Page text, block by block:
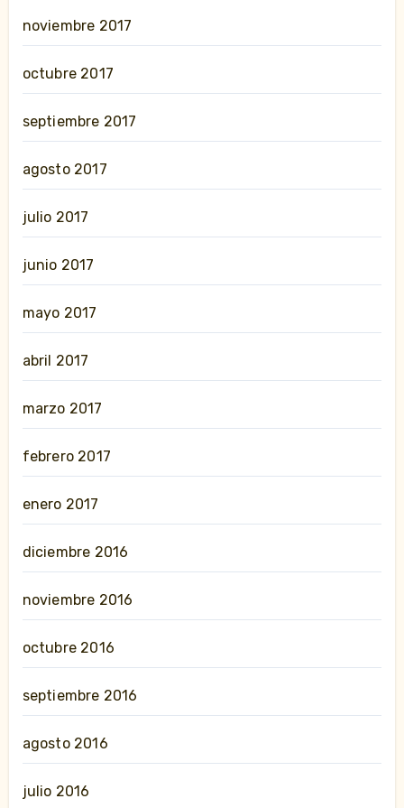
noviembre 2017
octubre 2017
septiembre 2017
agosto 2017
julio 2017
junio 2017
mayo 2017
abril 2017
marzo 2017
febrero 2017
enero 2017
diciembre 2016
noviembre 2016
octubre 2016
septiembre 2016
agosto 2016
julio 2016